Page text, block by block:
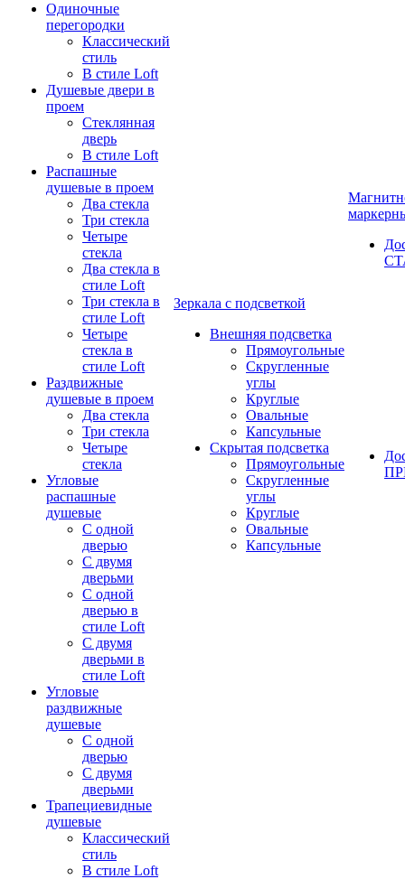
Одиночные
перегородки
Классический
стиль
В стиле Loft
Душевые двери в
проем
Стеклянная
дверь
В стиле Loft
Распашные
душевые в проем
Два стекла
Три стекла
Четыре
стекла
Два стекла в
стиле Loft
Три стекла в
стиле Loft
Четыре
стекла в
стиле Loft
Раздвижные
душевые в проем
Два стекла
Три стекла
Четыре
стекла
Угловые
распашные
душевые
С одной
дверью
С двумя
дверьми
С одной
дверью в
стиле Loft
С двумя
дверьми в
стиле Loft
Угловые
раздвижные
душевые
С одной
дверью
С двумя
дверьми
Трапециевидные
душевые
Классический
стиль
В стиле Loft
Зеркала с подсветкой
Внешняя подсветка
Прямоугольные
Скругленные
углы
Круглые
Овальные
Капсульные
Скрытая подсветка
Прямоугольные
Скругленные
углы
Круглые
Овальные
Капсульные